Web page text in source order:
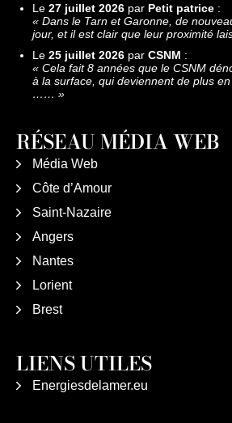
Le 27 juillet 2026 par Petit patrice :
« Dans le Tarn et Garonne, de
jour, et il est clair que leur proximité
Le 25 juillet 2026 par CSNM :
« Cela fait 8 années que le CSNM
à la surface, qui deviennent de plus
…… »
RÉSEAU MÉDIA WEB
Média Web
Côte d’Amour
Saint-Nazaire
Angers
Nantes
Lorient
Brest
LIENS UTILES
Energiesdelamer.eu